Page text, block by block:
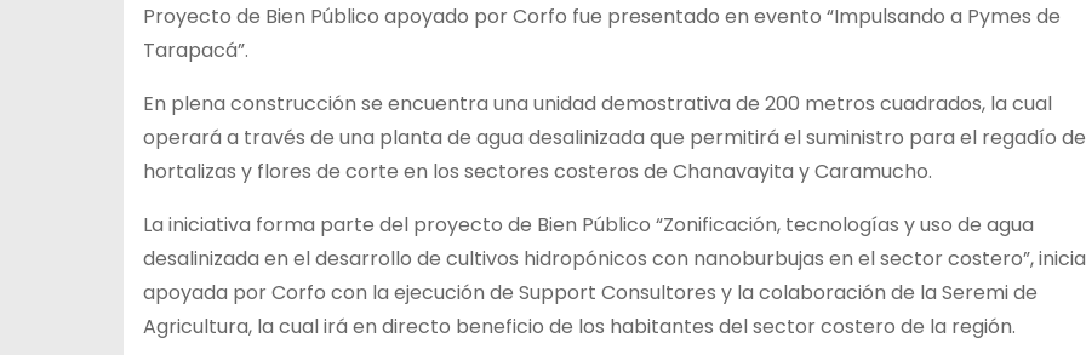
Proyecto de Bien Público apoyado por Corfo fue presentado en evento “Impulsando a Pymes de
Tarapacá”.
En plena construcción se encuentra una unidad demostrativa de 200 metros cuadrados, la cual
operará a través de una planta de agua desalinizada que permitirá el suministro para el regadío de
hortalizas y flores de corte en los sectores costeros de Chanavayita y Caramucho.
La iniciativa forma parte del proyecto de Bien Público “Zonificación, tecnologías y uso de agua
desalinizada en el desarrollo de cultivos hidropónicos con nanoburbujas en el sector costero”,
apoyada por Corfo con la ejecución de Support Consultores y la colaboración de la Seremi de
Agricultura, la cual irá en directo beneficio de los habitantes del sector costero de la región.